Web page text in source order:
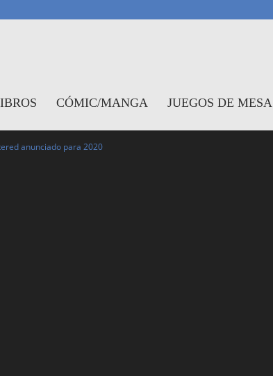
CÓMIC/MANGA JUEGOS DE MESA
anunciado para 2020